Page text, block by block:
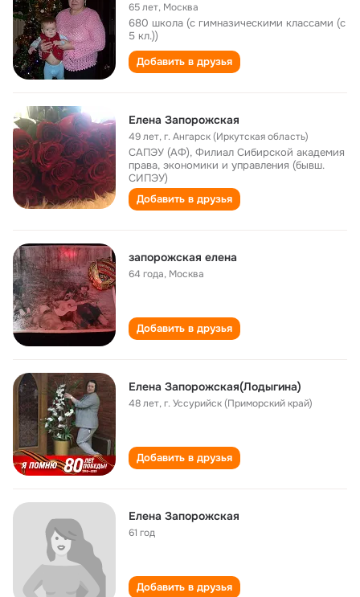
65 лет, Москва
680 школа (с гимназическими классами (с
5 кл.))
Добавить в друзья
Елена Запорожская
49 лет,г. Ангарск (Иркутская область)
САПЭУ (АФ), Филиал Сибирской академия
права, экономики и управления (бывш.
СИПЭУ)
Добавить в друзья
запорожская елена
64 года, Москва
Добавить в друзья
Елена Запорожская(Лодыгина)
48 лет,г. Уссурийск (Приморский край)
Добавить в друзья
Елена Запорожская
61 год
Добавить в друзья